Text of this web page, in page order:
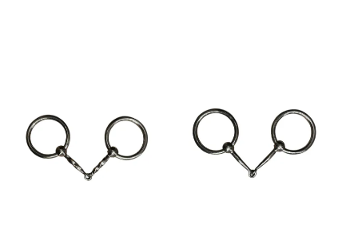
Lasso-Fouet & Accessoires
Outlet